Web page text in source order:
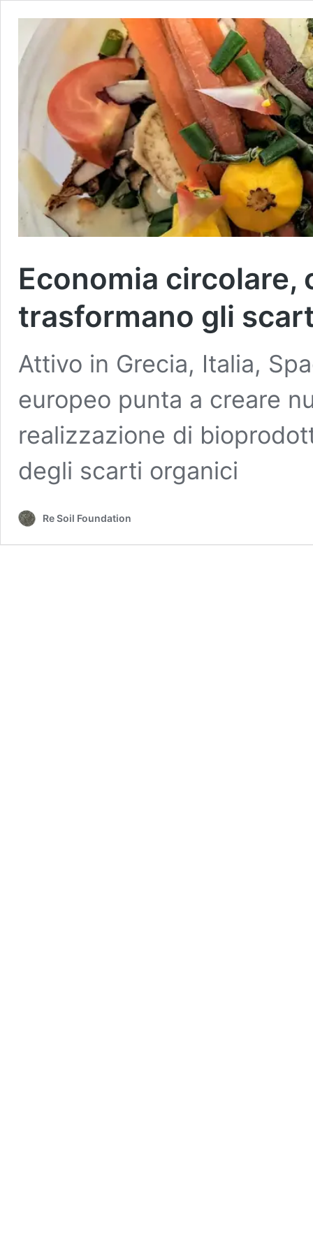
Economia
trasformano gli
Attivo in Grecia, Italia,
europeo punta a creare
realizzazione di
degli scarti organici
Re Soil Foundation